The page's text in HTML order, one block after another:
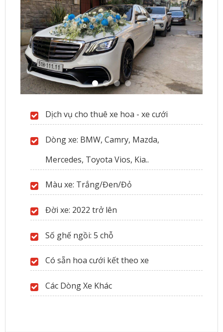
Dịch vụ cho thuê xe hoa - xe cưới
Dòng xe: BMW, Camry, Mazda,
Mercedes, Toyota Vios, Kia..
Màu xe: Trắng/Đen/Đỏ
Đời xe: 2022 trở lên
Số ghế ngồi: 5 chỗ
Có sẵn hoa cưới kết theo xe
Các Dòng Xe Khác